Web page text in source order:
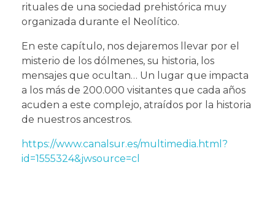
rituales de una sociedad prehistórica muy
organizada durante el Neolítico.
En este capítulo, nos dejaremos llevar por el
misterio de los dólmenes, su historia, los
mensajes que ocultan… Un lugar que impacta
a los más de 200.000 visitantes que cada años
acuden a este complejo, atraídos por la historia
de nuestros ancestros.
https://www.canalsur.es/multimedia.html?
id=1555324&jwsource=cl